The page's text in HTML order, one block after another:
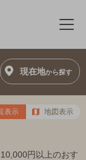
メ
現在地から探す
表示 地図表示
円以上のおす